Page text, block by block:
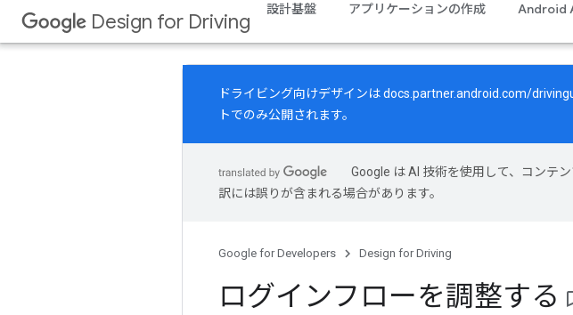
Design for Driving
設計基盤 アプリケーションの作成 Android
ドライビング向けデザインはdocs.partner.android.com/
トでのみ公開されます。
Google は AI 技術を使用して、コンテ
訳には誤りが含まれる場合があります。
Google for Developers Design for Driving
ログインフローを調整する